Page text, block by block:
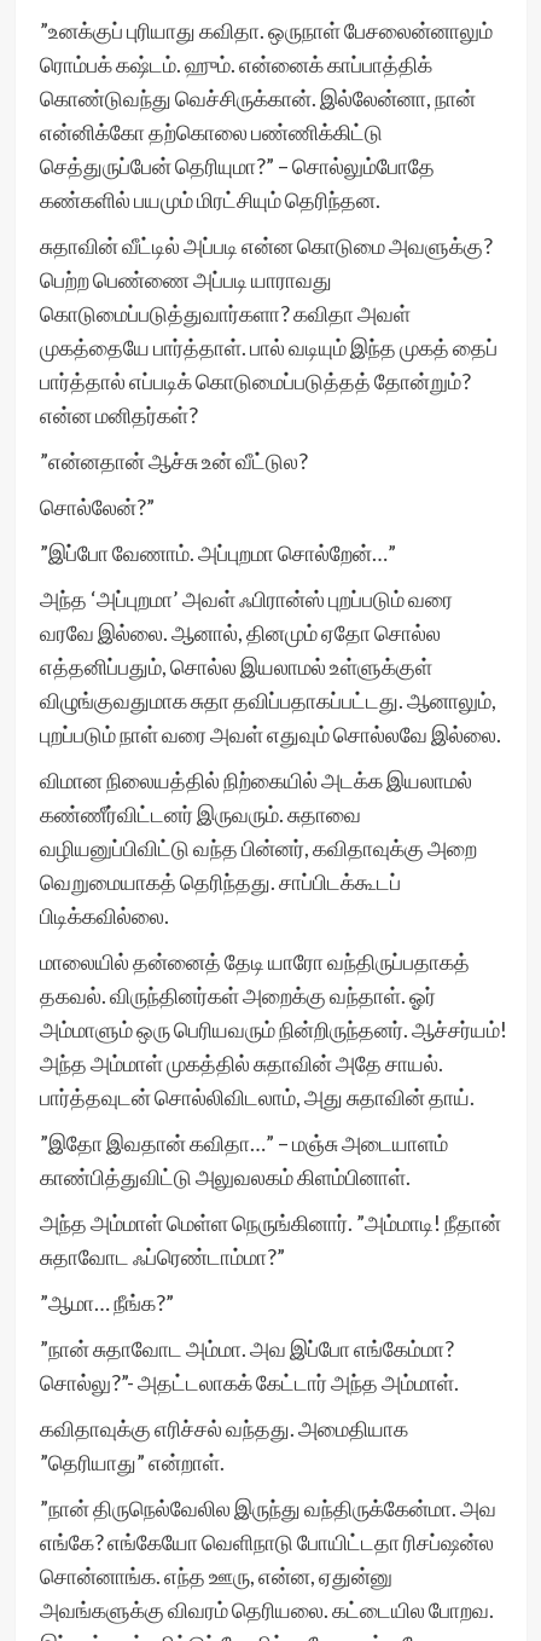
”உனக்குப் புரியாது கவிதா. ஒருநாள் பேசலைன்னாலும்
ரொம்பக் கஷ்டம். ஹும். என்னைக் காப்பாத்திக்
கொண்டுவந்து வெச்சிருக்கான். இல்லேன்னா, நான்
என்னிக்கோ தற்கொலை பண்ணிக்கிட்டு
செத்துருப்பேன் தெரியுமா?” – சொல்லும்போதே
கண்களில் பயமும் மிரட்சியும் தெரிந்தன.
சுதாவின் வீட்டில் அப்படி என்ன கொடுமை அவளுக்கு?
பெற்ற பெண்ணை அப்படி யாராவது
கொடுமைப்படுத்துவார்களா? கவிதா அவள்
முகத்தையே பார்த்தாள். பால் வடியும் இந்த முகத் தைப்
பார்த்தால் எப்படிக் கொடுமைப்படுத்தத் தோன்றும்?
என்ன மனிதர்கள்?
”என்னதான் ஆச்சு உன் வீட்டுல?
சொல்லேன்?”
”இப்போ வேணாம். அப்புறமா சொல்றேன்…”
அந்த ‘அப்புறமா’ அவள் ஃபிரான்ஸ் புறப்படும் வரை
வரவே இல்லை. ஆனால், தினமும் ஏதோ சொல்ல
எத்தனிப்பதும், சொல்ல இயலாமல் உள்ளுக்குள்
விழுங்குவதுமாக சுதா தவிப்பதாகப்பட்டது. ஆனாலும்,
புறப்படும் நாள் வரை அவள் எதுவும் சொல்லவே இல்லை.
விமான நிலையத்தில் நிற்கையில் அடக்க இயலாமல்
கண்ணீர்விட்டனர் இருவரும். சுதாவை
வழியனுப்பிவிட்டு வந்த பின்னர், கவிதாவுக்கு அறை
வெறுமையாகத் தெரிந்தது. சாப்பிடக்கூடப்
பிடிக்கவில்லை.
மாலையில் தன்னைத் தேடி யாரோ வந்திருப்பதாகத்
தகவல். விருந்தினர்கள் அறைக்கு வந்தாள். ஓர்
அம்மாளும் ஒரு பெரியவரும் நின்றிருந்தனர். ஆச்சர்யம்!
அந்த அம்மாள் முகத்தில் சுதாவின் அதே சாயல்.
பார்த்தவுடன் சொல்லிவிடலாம், அது சுதாவின் தாய்.
”இதோ இவதான் கவிதா…” – மஞ்சு அடையாளம்
காண்பித்துவிட்டு அலுவலகம் கிளம்பினாள்.
அந்த அம்மாள் மெள்ள நெருங்கினார். ”அம்மாடி! நீதான்
சுதாவோட ஃப்ரெண்டாம்மா?”
”ஆமா… நீங்க?”
”நான் சுதாவோட அம்மா. அவ இப்போ எங்கேம்மா?
சொல்லு?”- அதட்டலாகக் கேட்டார் அந்த அம்மாள்.
கவிதாவுக்கு எரிச்சல் வந்தது. அமைதியாக
”தெரியாது” என்றாள்.
”நான் திருநெல்வேலில இருந்து வந்திருக்கேன்மா. அவ
எங்கே? எங்கேயோ வெளிநாடு போயிட்டதா ரிசப்ஷன்ல
சொன்னாங்க. எந்த ஊரு, என்ன, ஏதுன்னு
அவங்களுக்கு விவரம் தெரியலை. கட்டையில போறவ.